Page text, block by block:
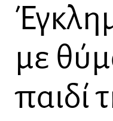
με
παιδί